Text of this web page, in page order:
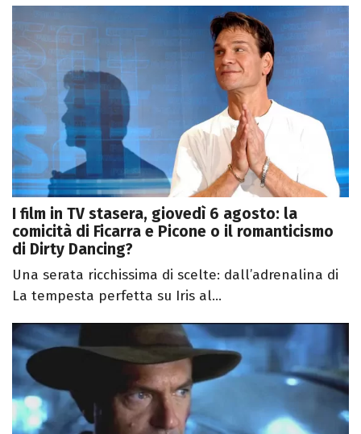
I film in TV stasera, giovedì 6 agosto: la
comicità di Ficarra e Picone o il romanticismo
di Dirty Dancing?
Una serata ricchissima di scelte: dall’adrenalina di
La tempesta perfetta su Iris al...